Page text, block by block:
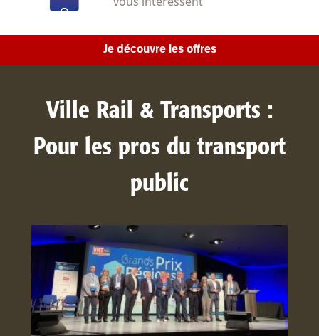
Je découvre les offres
Ville Rail & Transports :
Pour les pros du transport
public